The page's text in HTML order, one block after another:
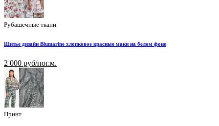
Рубашечные ткани
Шитье дизайн Blumarine хлопковое красные маки на белом фоне
2 000 руб/пог.м.
Принт